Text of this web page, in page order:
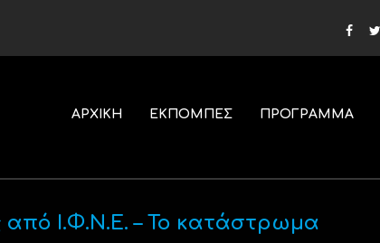
ΑΡΧΙΚΗ ΕΚΠΟΜΠΕΣ ΠΡΟΓΡΑΜΜΑ
Ι.Φ.Ν.Ε. – Το κατάστρωμα